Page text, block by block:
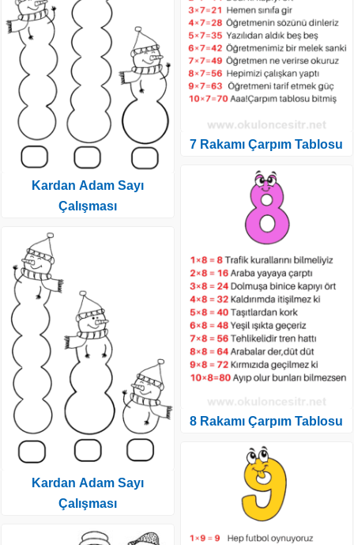
Kardan Adam Sayı
Çalışması
Kardan Adam Sayı
Çalışması
7 Rakamı Çarpım Tablosu
8 Rakamı Çarpım Tablosu